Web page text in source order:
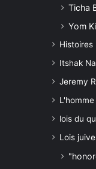
Ticha
Yom
Histoires
Itshak
Jeremy
lois du
Lois